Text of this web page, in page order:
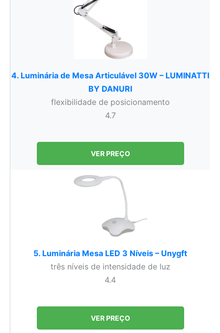
4. Luminária de Mesa Articulável 30W – LUMINATTI
BY DANURI
flexibilidade de posicionamento
4.7
VER PREÇO
5. Luminária Mesa LED 3 Níveis – Unygft
três níveis de intensidade de luz
4.4
VER PREÇO